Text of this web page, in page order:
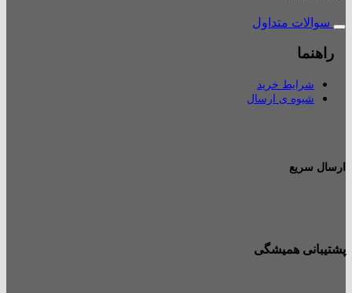
سوالات متداول
راهنما
شرایط خرید
شیوه ی ارسال
ارسال سریع
پشتیبانی همیشگی